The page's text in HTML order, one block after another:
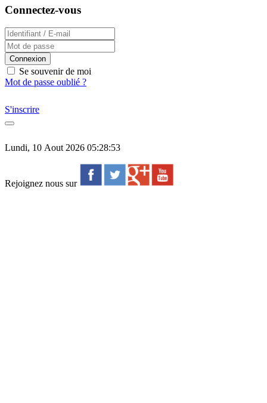
Connectez-vous
Connexion
Se souvenir de moi
Mot de passe oublié ?
S'inscrire
Lundi, 10 Aout 2026 05:28:53
Rejoignez nous sur